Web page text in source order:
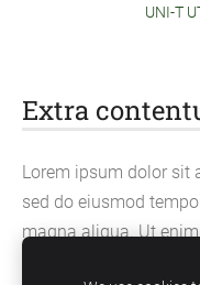
Extra
Lorem ipsum dolor sit
sed do eiusmod
magna aliqua. Ut
UNI-T